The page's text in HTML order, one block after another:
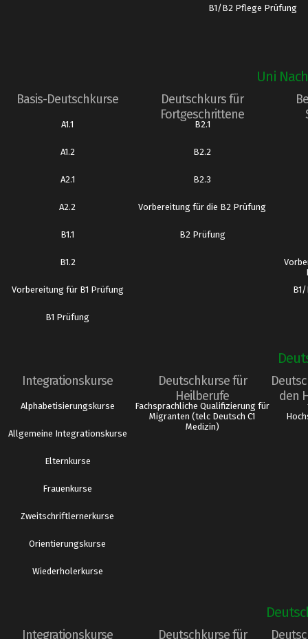
B1/B2 Pflege Prüfung
Uni
Basis-Deutschkurse
A1.1
A1.2
A2.1
A2.2
B1.1
B1.2
Vorbereitung für B1 Prüfung
B1 Prüfung
Deutschkurs für
Fortgeschrittene
B2.1
B2.2
B2.3
Vorbereitung für die B2 Prüfung
B2 Prüfung
Integrationskurse
Alphabetisierungskurse
Allgemeine Integrationskurse
Elternkurse
Frauenkurse
Zweitschriftlernerkurse
Orientierungskurse
Wiederholerkurse
Deutschkurse für
Heilberufe
Fachsprachliche Qualifizierung für
Migranten (telc Deutsch C1
Medizin)
den
Integrationskurse Deutschkurse für